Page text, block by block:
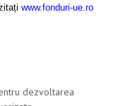
www.fonduri-ue.ro
dezvoltarea